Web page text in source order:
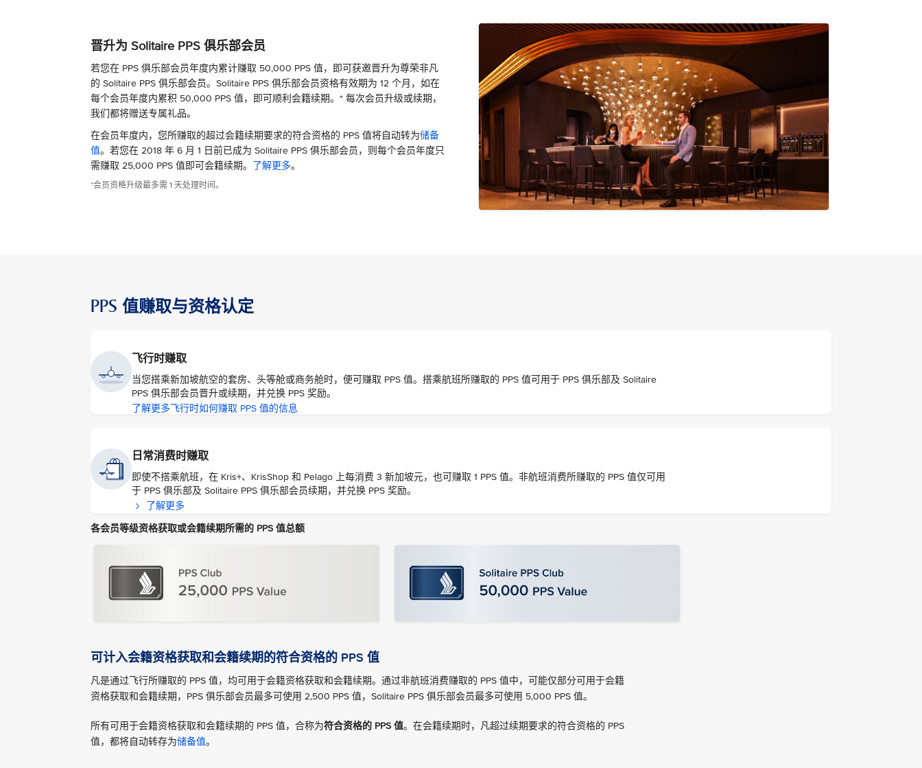
晋升为 Solitaire PPS 俱乐部会员
若您在 PPS 俱乐部会员年度内累计赚取 50,000 PPS 值，即可获邀晋升为尊荣非凡
的 Solitaire PPS 俱乐部会员。Solitaire PPS 俱乐部会员资格有效期为 12 个月，如在
每个会员年度内累积 50,000 PPS 值，即可顺利会籍续期。* 每次会员升级或续期，
我们都将赠送专属礼品。
在会员年度内，您所赚取的超过会籍续期要求的符合资格的 PPS 值将自动转为储备
值。若您在 2018 年 6 月 1 日前已成为 Solitaire PPS 俱乐部会员，则每个会员年度只
需赚取 25,000 PPS 值即可会籍续期。 了解更多。
*会员资格升级最多需 1 天处理时间。
PPS 值赚取与资格认定
飞行时赚取
当您搭乘新加坡航空的套房、头等舱或商务舱时，便可赚取 PPS 值。搭乘航班所赚取的 PPS 值可用于 PPS 俱乐部及 Solitaire
PPS 俱乐部会员晋升或续期，并兑换 PPS 奖励。
了解更多飞行时如何赚取 PPS 值的信息
日常消费时赚取
即使不搭乘航班，在 Kris+、KrisShop 和 Pelago 上每消费 3 新加坡元，也可赚取 1 PPS 值。非航班消费所赚取的 PPS 值仅可用
于 PPS 俱乐部及 Solitaire PPS 俱乐部会员续期，并兑换 PPS 奖励。
了解更多
各会员等级资格获取或会籍续期所需的 PPS 值总额
可计入会籍资格获取和会籍续期的符合资格的 PPS 值
凡是通过飞行所赚取的 PPS 值，均可用于会籍资格获取和会籍续期。通过非航班消费赚取的 PPS 值中，可能仅部分可用于会籍
资格获取和会籍续期，PPS 俱乐部会员最多可使用 2,500 PPS 值，Solitaire PPS 俱乐部会员最多可使用 5,000 PPS 值。
所有可用于会籍资格获取和会籍续期的 PPS 值，合称为符合资格的 PPS 值。在会籍续期时，凡超过续期要求的符合资格的 PPS
值，都将自动转存为储备值。